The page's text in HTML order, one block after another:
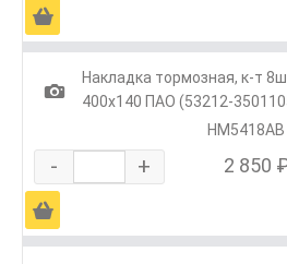
Ä
1
Накладка тормозная, к-т
400х140 ПАО (53212-
HM5418AB
- + 2 850
Ä